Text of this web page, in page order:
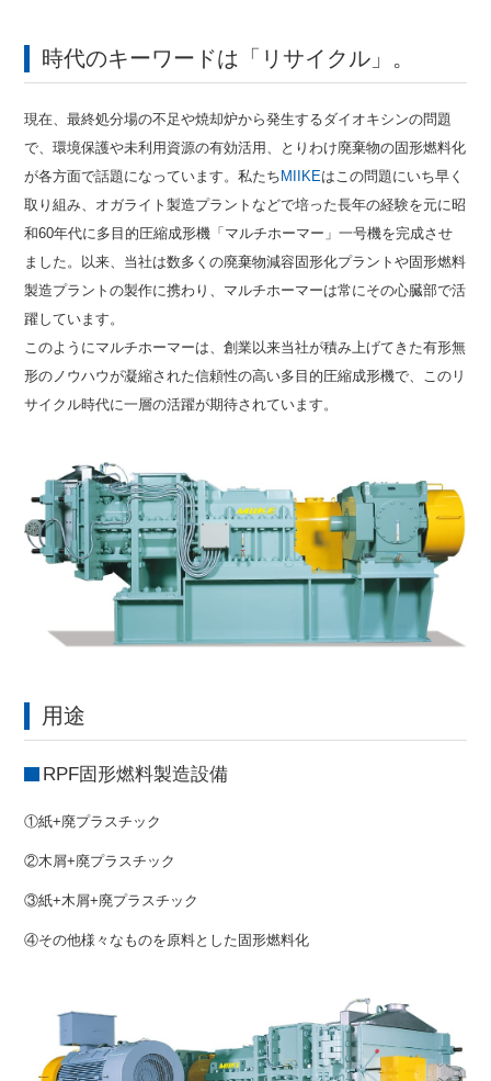
時代のキーワードは「リサイクル」。
現在、最終処分場の不足や焼却炉から発生するダイオキシンの問題
で、環境保護や未利用資源の有効活用、とりわけ廃棄物の固形燃料化
が各方面で話題になっています。私たち MIIKEはこの問題にいち早く
取り組み、オガライト製造プラントなどで培った長年の経験を元に昭
和60年代に多目的圧縮成形機「マルチホーマー」一号機を完成させ
ました。以来、当社は数多くの廃棄物減容固形化プラントや固形燃料
製造プラントの製作に携わり、マルチホーマーは常にその心臓部で活
躍しています。
このようにマルチホーマーは、創業以来当社が積み上げてきた有形無
形のノウハウが凝縮された信頼性の高い多目的圧縮成形機で、このリ
サイクル時代に一層の活躍が期待されています。
用途
RPF固形燃料製造設備
①紙+廃プラスチック
②木屑+廃プラスチック
③紙+木屑+廃プラスチック
④その他様々なものを原料とした固形燃料化